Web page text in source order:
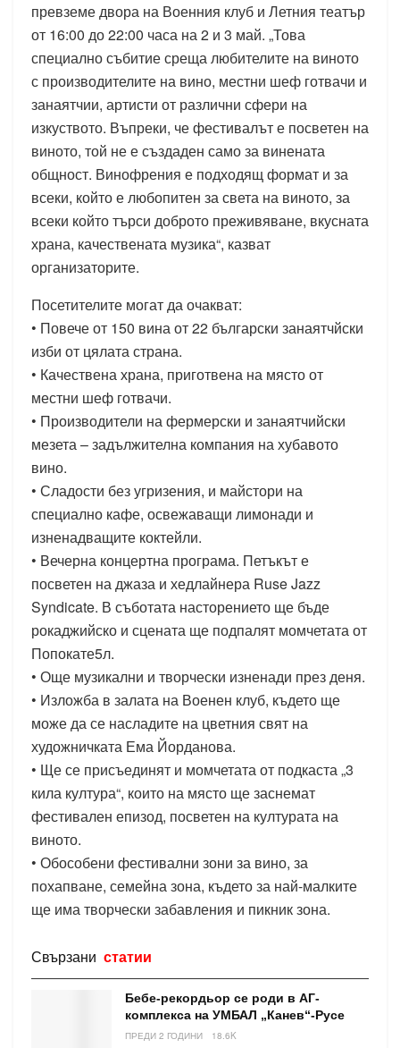
превземе двора на Военния клуб и Летния театър
от 16:00 до 22:00 часа на 2 и 3 май. „Това
специално събитие среща любителите на виното
с производителите на вино, местни шеф готвачи и
занаятчии, артисти от различни сфери на
изкуството. Въпреки, че фестивалът е посветен на
виното, той не е създаден само за винената
общност. Винофрения е подходящ формат и за
всеки, който е любопитен за света на виното, за
всеки който търси доброто преживяване, вкусната
храна, качествената музика“, казват
организаторите.
Посетителите могат да очакват:
• Повече от 150 вина от 22 български занаятчйски
изби от цялата страна.
• Качествена храна, приготвена на място от
местни шеф готвачи.
• Производители на фермерски и занаятчийски
мезета – задължителна компания на хубавото
вино.
• Сладости без угризения, и майстори на
специално кафе, освежаващи лимонади и
изненадващите коктейли.
• Вечерна концертна програма. Петъкът е
посветен на джаза и хедлайнера Ruse Jazz
Syndicate. В съботата насторението ще бъде
рокаджийско и сцената ще подпалят момчетата от
Попокате5л.
• Още музикални и творчески изненади през деня.
• Изложба в залата на Военен клуб, където ще
може да се насладите на цветния свят на
художничката Ема Йорданова.
• Ще се присъединят и момчетата от подкаста „3
кила култура“, които на място ще заснемат
фестивален епизод, посветен на културата на
виното.
• Обособени фестивални зони за вино, за
похапване, семейна зона, където за най-малките
ще има творчески забавления и пикник зона.
Свързани статии
Бебе-рекордьор се роди в АГ-
комплекса на УМБАЛ „Канев“-Русе
ПРЕДИ 2 ГОДИНИ 18.6K